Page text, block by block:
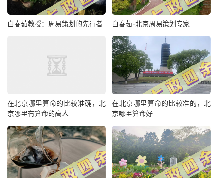
白春茹教授：周易策划的先行者 白春茹-北京周易策划专家
在北京哪里算命的比较准确，北
京哪里有算命的高人
在北京哪里算命的比较准的，北
京哪里算命好